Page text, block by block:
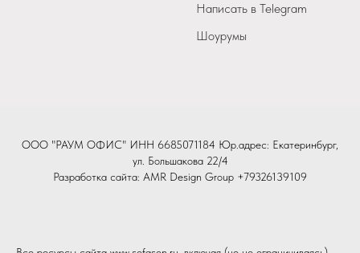
Написать в Telegram
Шоурумы
ООО "РАУМ ОФИС" ИНН 6685071184 Юр.адрес: Екатеринбург,
ул. Большакова 22/4
Разработка сайта: AMR Design Group +79326139109